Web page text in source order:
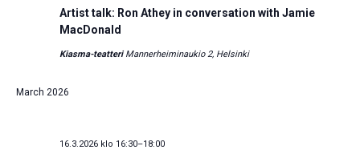
Artist talk: Ron Athey in con­ver­sa­tion with Jamie
Mac­Don­ald
Kiasma-teatteri Mannerheiminaukio 2, Helsinki
March 2026
16.3.2026 klo 16:30–18:00